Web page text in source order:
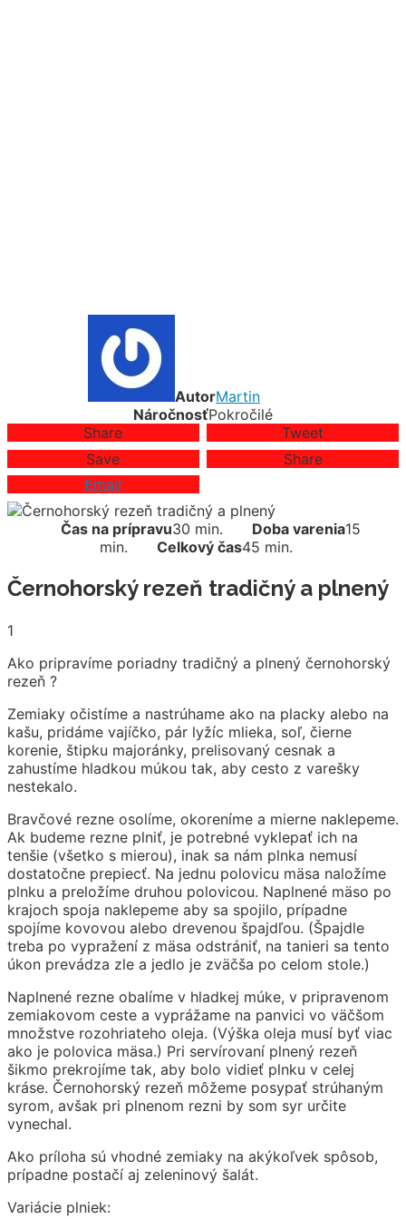
AutorMartin
NáročnosťPokročilé
Share
Tweet
Save
Share
Email
Čas na prípravu30 min. Doba varenia15
min.
Celkový čas45 min.
Černohorský rezeň tradičný a plnený
1
Ako pripravíme poriadny tradičný a plnený černohorský
rezeň ?
Zemiaky očistíme a nastrúhame ako na placky alebo na
kašu, pridáme vajíčko, pár lyžíc mlieka, soľ, čierne
korenie, štipku majoránky, prelisovaný cesnak a
zahustíme hladkou múkou tak, aby cesto z varešky
nestekalo.
Bravčové rezne osolíme, okoreníme a mierne naklepeme.
Ak budeme rezne plniť, je potrebné vyklepať ich na
tenšie (všetko s mierou), inak sa nám plnka nemusí
dostatočne prepiecť. Na jednu polovicu mäsa naložíme
plnku a preložíme druhou polovicou. Naplnené mäso po
krajoch spoja naklepeme aby sa spojilo, prípadne
spojíme kovovou alebo drevenou špajdľou. (Špajdle
treba po vypražení z mäsa odstrániť, na tanieri sa tento
úkon prevádza zle a jedlo je zväčša po celom stole.)
Naplnené rezne obalíme v hladkej múke, v pripravenom
zemiakovom ceste a vyprážame na panvici vo väčšom
množstve rozohriateho oleja. (Výška oleja musí byť viac
ako je polovica mäsa.) Pri servírovaní plnený rezeň
šikmo prekrojíme tak, aby bolo vidieť plnku v celej
kráse. Černohorský rezeň môžeme posypať strúhaným
syrom, avšak pri plnenom rezni by som syr určite
vynechal.
Ako príloha sú vhodné zemiaky na akýkoľvek spôsob,
prípadne postačí aj zeleninový šalát.
Variácie plniek: